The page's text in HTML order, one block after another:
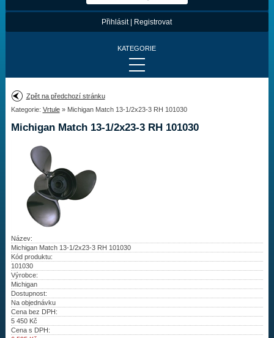
Přihlásit| Registrovat
KATEGORIE
Provedení:
Výrobce:
Drážky na hřídeli:
Najít vrtuli
Vrtule
Redukční pouzdra XHS
Kontakty
Aktuality
Zpět na předchozí stránku
Kategorie: Vrtule» Michigan Match 13-1/2x23-3 RH 101030
Michigan Match 13-1/2x23-3 RH 101030
Název:
Michigan Match 13-1/2x23-3 RH 101030
Kód produktu:
101030
Výrobce:
Michigan
Dostupnost:
Na objednávku
Cena bez DPH:
5 450Kč
Cena s DPH: